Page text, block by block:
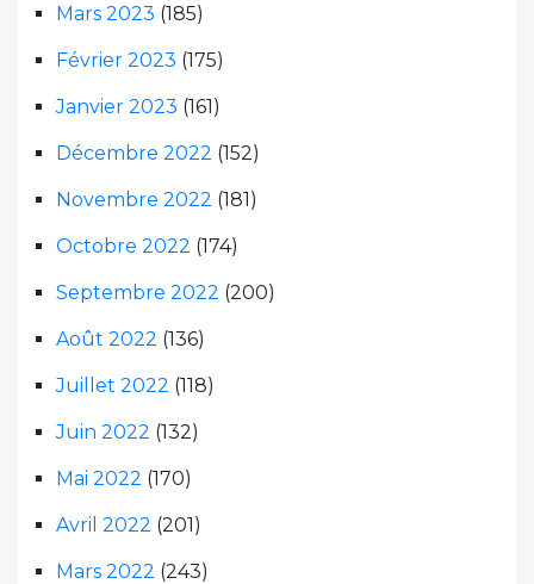
Mars 2023 (185)
Février 2023 (175)
Janvier 2023 (161)
Décembre 2022 (152)
Novembre 2022 (181)
Octobre 2022 (174)
Septembre 2022 (200)
Août 2022 (136)
Juillet 2022 (118)
Juin 2022 (132)
Mai 2022 (170)
Avril 2022 (201)
Mars 2022 (243)